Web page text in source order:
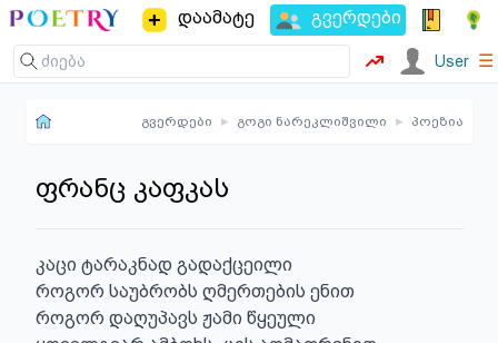
დაამატე გვერდები
User ☰
გვერდები ▸ გოგი ნარეკლიშვილი ▸ პოეზია
ფრანც კაფკას
კაცი ტარაკნად გადაქცეილი
როგორ საუბრობს ღმერთების ენით
როგორ დაღუპავს ჟამი წყეული